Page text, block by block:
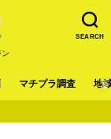
SEARCH
マチプラ調査 地